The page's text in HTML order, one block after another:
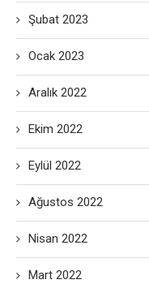
Şubat 2023
Ocak 2023
Aralık 2022
Ekim 2022
Eylül 2022
Ağustos 2022
Nisan 2022
Mart 2022